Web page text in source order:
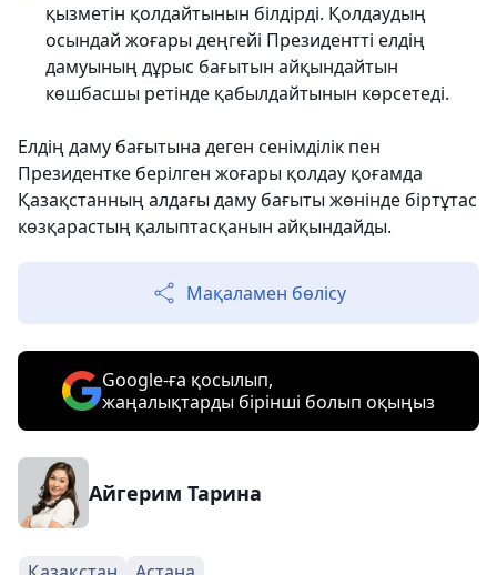
қызметін қолдайтынын білдірді. Қолдаудың
осындай жоғары деңгейі Президентті елдің
дамуының дұрыс бағытын айқындайтын
көшбасшы ретінде қабылдайтынын көрсетеді.
Елдің даму бағытына деген сенімділік пен
Президентке берілген жоғары қолдау қоғамда
Қазақстанның алдағы даму бағыты жөнінде біртұтас
көзқарастың қалыптасқанын айқындайды.
Мақаламен бөлісу
Google-ға қосылып,
жаңалықтарды бірінші болып оқыңыз
Айгерим Тарина